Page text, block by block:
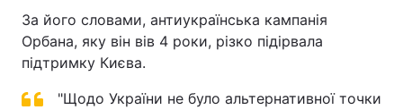
За його словами, антиукраїнська кампанія
Орбана, яку він вів 4 роки, різко підірвала
підтримку Києва.
"Щодо України не було альтернативної точки